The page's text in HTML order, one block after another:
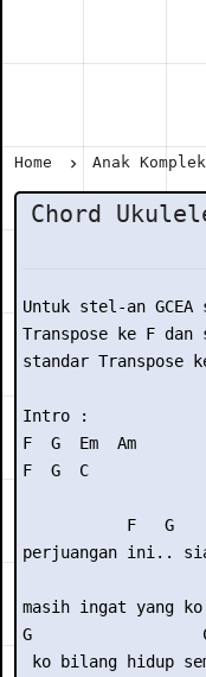
Home Anak
Chord
Untuk stel-an GCEA
Transpose ke F
standar Transpose
Intro :
F  G  Em  Am
F  G  C
F   G
perjuangan ini..
masih ingat yang
G
ko bilang hidup